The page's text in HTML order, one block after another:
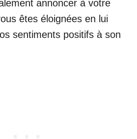
annoncer à votre
êtes éloignées en lui
sentiments positifs à son